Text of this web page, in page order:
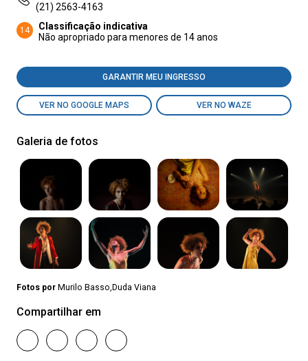
(21) 2563-4163
14
Classificação indicativa
Não apropriado para menores de 14 anos
GARANTIR MEU INGRESSO
VER NO GOOGLE MAPS VER NO WAZE
Galeria de fotos
Fotos por Murilo Basso,Duda Viana
Compartilhar em